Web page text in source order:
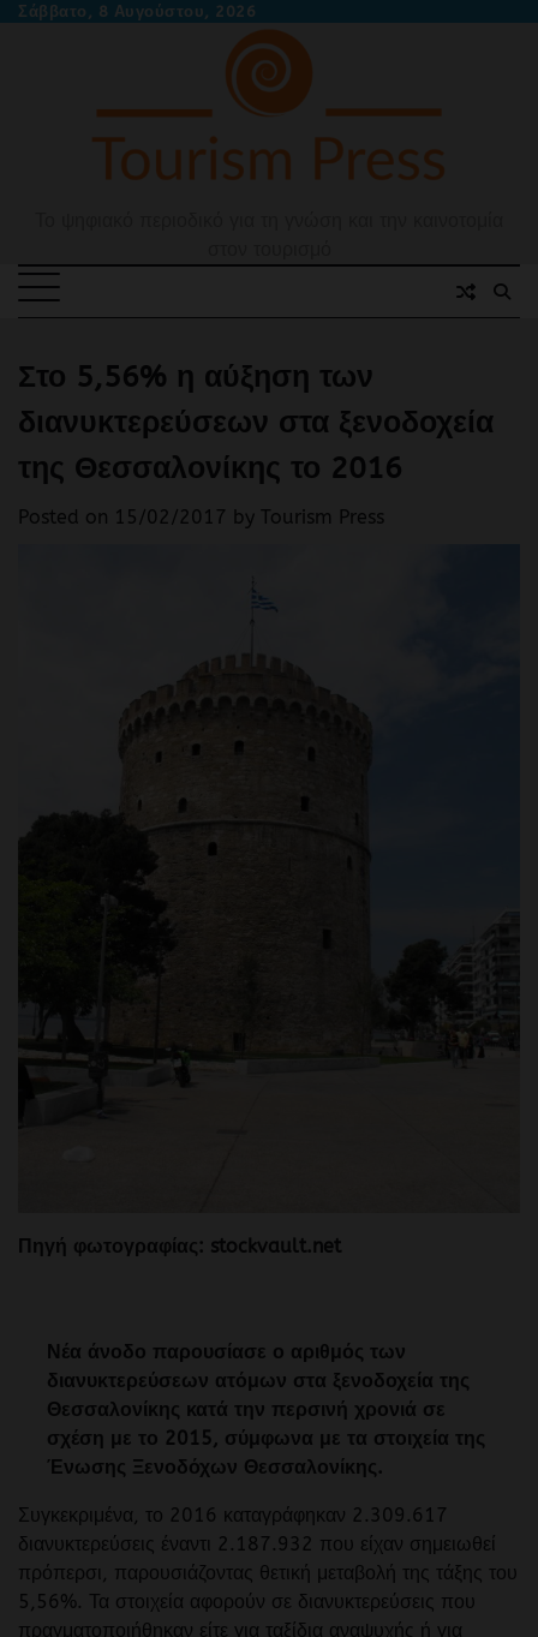
SkipΣάββατο, 8 Αυγούστου, 2026
Στο 5,56% η αύξηση των
διανυκτερεύσεων στα ξενοδοχεία
της Θεσσαλονίκης το 2016
Posted on 15/02/2017 by Tourism Press
Πηγή φωτογραφίας: stockvault.net
Νέα άνοδο παρουσίασε ο αριθμός των
διανυκτερεύσεων ατόμων στα ξενοδοχεία της
Θεσσαλονίκης κατά την περσινή χρονιά σε
σχέση με το 2015, σύμφωνα με τα στοιχεία της
Ένωσης Ξενοδόχων Θεσσαλονίκης.
Συγκεκριμένα, το 2016 καταγράφηκαν 2.309.617
διανυκτερεύσεις έναντι 2.187.932 που είχαν σημειωθεί
πρόπερσι, παρουσιάζοντας θετική μεταβολή της τάξης του
5,56%. Τα στοιχεία αφορούν σε διανυκτερεύσεις που
πραγματοποιήθηκαν είτε για ταξίδια αναψυχής ή για